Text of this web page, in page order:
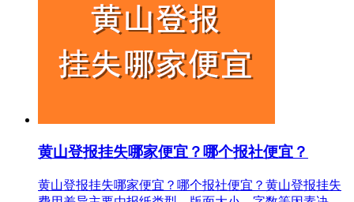
黄山登报挂失哪家便宜？哪个报社便宜？
黄山登报挂失哪家便宜？哪个报社便宜？黄山登报挂失